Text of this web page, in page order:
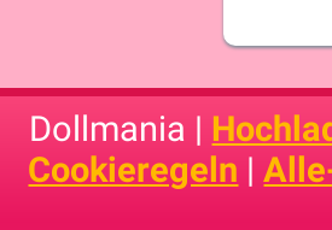
Dollmania |
Cookieregeln |